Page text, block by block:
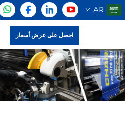
AR
احصل على عرض أسعار